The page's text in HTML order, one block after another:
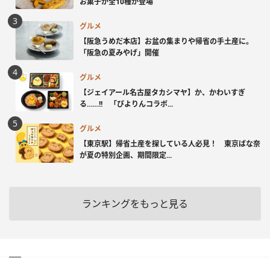
グルメ
【阪急うめだ本店】お盆の集まりや帰省の手土産に。
「阪急の夏みやげ」開催
グルメ
【ジェイアール名古屋タカシマヤ】か、かわいすぎ
る……!! 「ぴよりんコラボ...
グルメ
【東京駅】帰省土産を探している人必見！ 東京ばな奈
が夏の特別企画、期間限定...
ランキングをもっと見る